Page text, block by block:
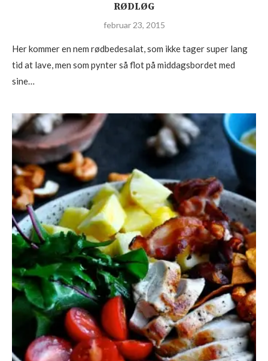
RØDLØG
februar 23, 2015
Her kommer en nem rødbedesalat, som ikke tager super lang
tid at lave, men som pynter så flot på middagsbordet med
sine…